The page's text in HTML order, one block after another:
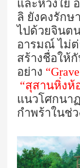
และห่วงใย
ลิ ยังคงรักษ
ไปด้วยจินต
อารมณ์ ไม่
สร้างชื่อให้
อย่าง “
“สุสานหิ่งห้
แนวโศกนา
กำพร้าในช่